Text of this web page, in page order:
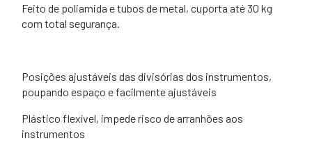
Feito de poliamida e tubos de metal, cuporta até 30 kg
com total segurança.
Posições ajustáveis das divisórias dos instrumentos,
poupando espaço e facilmente ajustáveis
Plástico flexível, impede risco de arranhões aos
instrumentos